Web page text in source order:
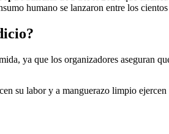
humano se lanzaron entre los
ya que los organizadores aseguran
su labor y a manguerazo limpio